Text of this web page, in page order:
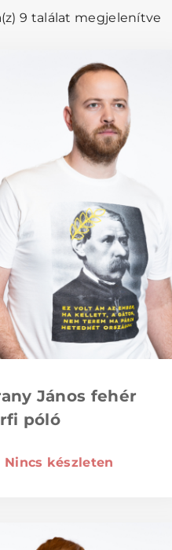
9 találat megjelenítve
János fehér
póló
Nincs készleten